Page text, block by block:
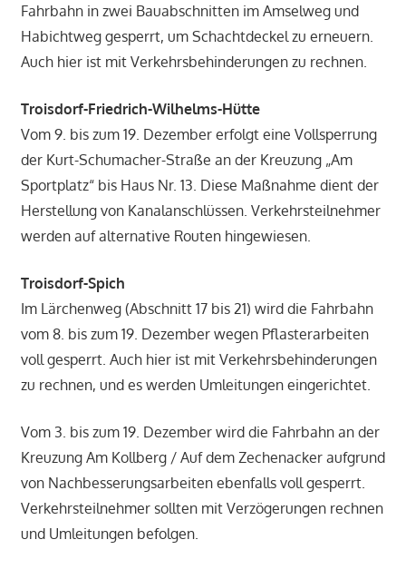
Fahrbahn in zwei Bauabschnitten im Amselweg und
Habichtweg gesperrt, um Schachtdeckel zu erneuern.
Auch hier ist mit Verkehrsbehinderungen zu rechnen.
Troisdorf-Friedrich-Wilhelms-Hütte
Vom 9. bis zum 19. Dezember erfolgt eine Vollsperrung
der Kurt-Schumacher-Straße an der Kreuzung „Am
Sportplatz“ bis Haus Nr. 13. Diese Maßnahme dient der
Herstellung von Kanalanschlüssen. Verkehrsteilnehmer
werden auf alternative Routen hingewiesen.
Troisdorf-Spich
Im Lärchenweg (Abschnitt 17 bis 21) wird die Fahrbahn
vom 8. bis zum 19. Dezember wegen Pflasterarbeiten
voll gesperrt. Auch hier ist mit Verkehrsbehinderungen
zu rechnen, und es werden Umleitungen eingerichtet.
Vom 3. bis zum 19. Dezember wird die Fahrbahn an der
Kreuzung Am Kollberg / Auf dem Zechenacker aufgrund
von Nachbesserungsarbeiten ebenfalls voll gesperrt.
Verkehrsteilnehmer sollten mit Verzögerungen rechnen
und Umleitungen befolgen.